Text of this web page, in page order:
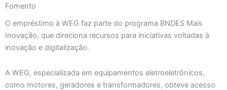
Fomento
O empréstimo à WEG faz parte do programa BNDES Mais
Inovação, que direciona recursos para iniciativas voltadas à
inovação e digitalização.
A WEG, especializada em equipamentos eletroeletrônicos,
como motores, geradores e transformadores, obteve acesso